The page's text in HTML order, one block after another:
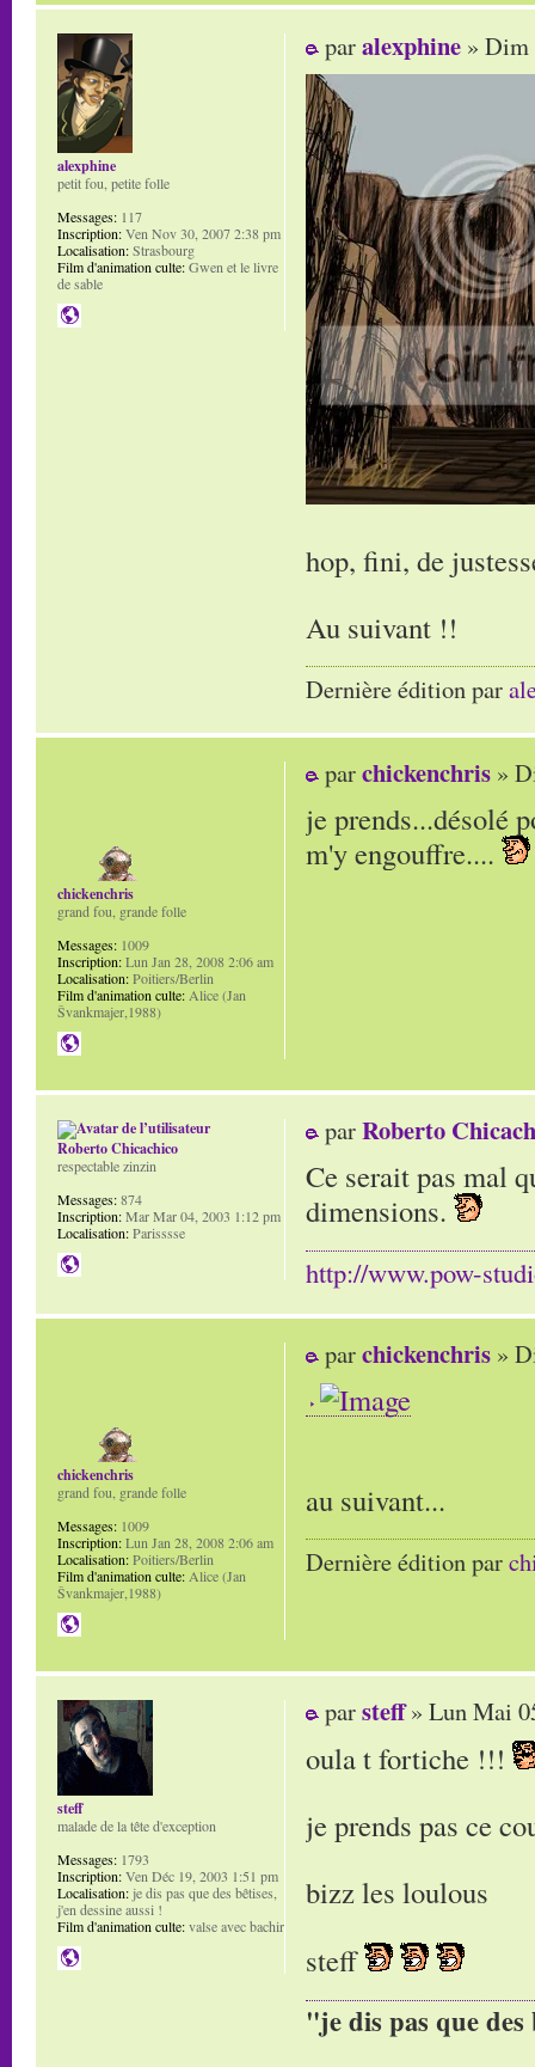
paralexphine » Dim
hop, fini, de
Au suivant !!
Dernière édition par
alexphine
petit fou, petite folle
Messages: 117
Inscription:Ven Nov 30, 2007 2:38 pm
Localisation:Strasbourg
Film d'animation culte:Gwen et le livre
de sable
parchickenchris »
je prends...désolé
m'y engouffre....
chickenchris
grand fou, grande folle
Messages: 1009
Inscription:Lun Jan 28, 2008 2:06 am
Localisation:Poitiers/Berlin
Film d'animation culte: Alice (Jan
Švankmajer,1988)
parRoberto
Ce serait pas mal
dimensions.
http://www.pow-
Roberto Chicachico
respectable zinzin
Messages:874
Inscription:Mar Mar 04, 2003 1:12 pm
Localisation:Parisssse
parchickenchris »
au suivant...
Dernière édition par
chickenchris
grand fou, grande folle
Messages: 1009
Inscription:Lun Jan 28, 2008 2:06 am
Localisation:Poitiers/Berlin
Film d'animation culte: Alice (Jan
Švankmajer,1988)
parsteff» Lun Mai
oula t fortiche !!!
je prends pas ce
bizz les loulous
steff
"je dis pas que
steff
malade de la tête d'exception
Messages: 1793
Inscription:Ven Déc 19, 2003 1:51 pm
Localisation:je dis pas que des bêtises,
j'en dessine aussi !
Film d'animation culte:valse avec bachir